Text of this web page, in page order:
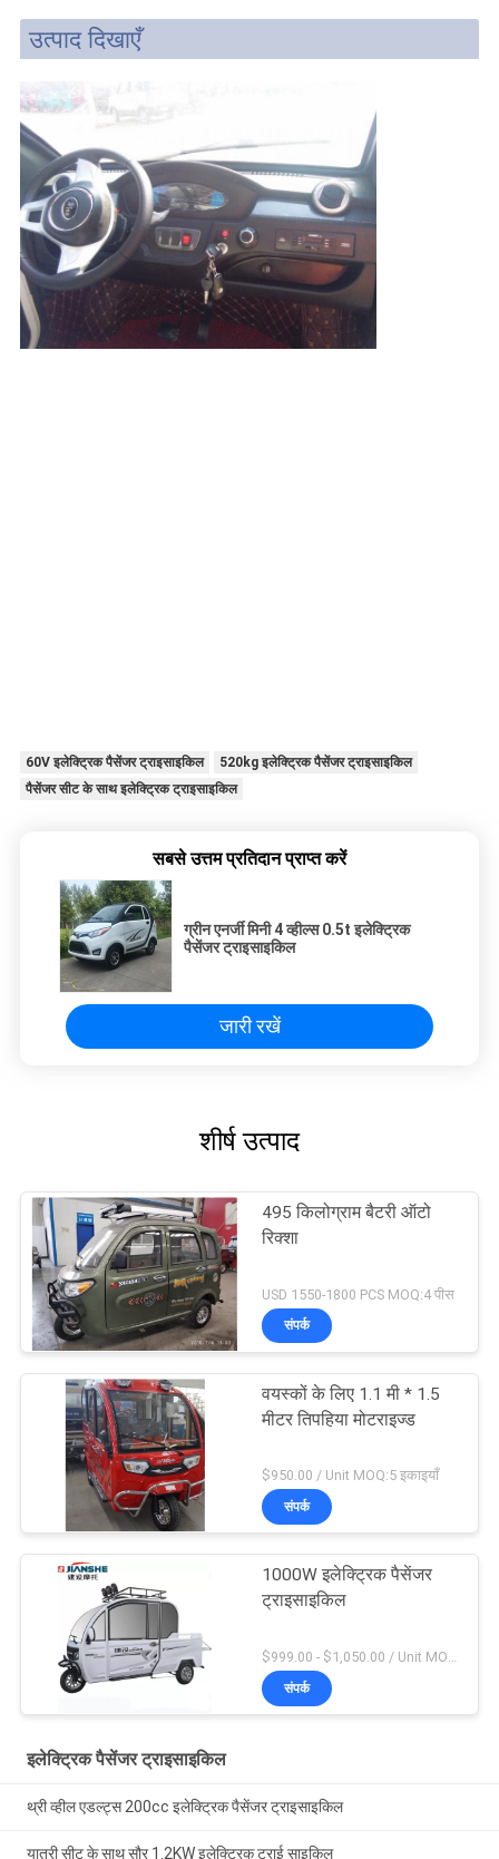
उत्पाद दिखाएँ
60V इलेक्ट्रिक पैसेंजर ट्राइसाइकिल
520kg इलेक्ट्रिक पैसेंजर ट्राइसाइकिल
पैसेंजर सीट के साथ इलेक्ट्रिक ट्राइसाइकिल
सबसे उत्तम प्रतिदान प्राप्त करें
ग्रीन एनर्जी मिनी 4 व्हील्स 0.5t इलेक्ट्रिक
पैसेंजर ट्राइसाइकिल
जारी रखें
शीर्ष उत्पाद
495 किलोग्राम बैटरी ऑटो
रिक्शा
USD 1550-1800 PCS MOQ:4 पीस
संपर्क
वयस्कों के लिए 1.1 मी * 1.5
मीटर तिपहिया मोटराइज्ड
$950.00 / Unit MOQ:5 इकाइयाँ
संपर्क
1000W इलेक्ट्रिक पैसेंजर
ट्राइसाइकिल
$999.00 - $1,050.00 / Unit MOQ:एक इकाई
संपर्क
इलेक्ट्रिक पैसेंजर ट्राइसाइकिल
थ्री व्हील एडल्ट्स 200cc इलेक्ट्रिक पैसेंजर ट्राइसाइकिल
यात्री सीट के साथ सौर 1.2KW इलेक्ट्रिक ट्राई साइकिल